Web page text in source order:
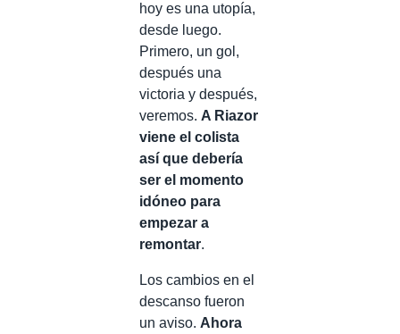
hoy es una utopía,
desde luego.
Primero, un gol,
después una
victoria y después,
veremos. A Riazor
viene el colista
así que debería
ser el momento
idóneo para
empezar a
remontar.
Los cambios en el
descanso fueron
un aviso. Ahora